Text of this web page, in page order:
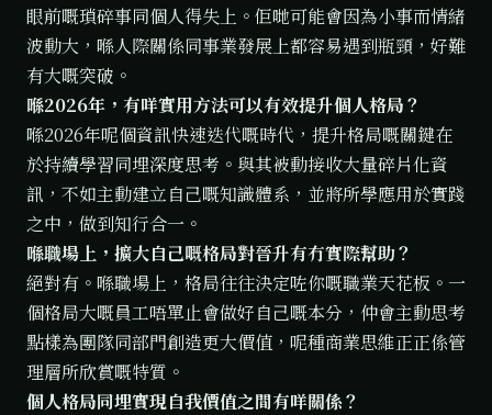
眼前嘅瑣碎事同個人得失上。佢哋可能會因為小事而情緒
波動大，喺人際關係同事業發展上都容易遇到瓶頸，好難
有大嘅突破。
喺2026年，有咩實用方法可以有效提升個人格局？
喺2026年呢個資訊快速迭代嘅時代，提升格局嘅關鍵在
於持續學習同埋深度思考。與其被動接收大量碎片化資
訊，不如主動建立自己嘅知識體系，並將所學應用於實踐
之中，做到知行合一。
喺職場上，擴大自己嘅格局對晉升有冇實際幫助？
絕對有。喺職場上，格局往往決定咗你嘅職業天花板。一
個格局大嘅員工唔單止會做好自己嘅本分，仲會主動思考
點樣為團隊同部門創造更大價值，呢種商業思維正正係管
理層所欣賞嘅特質。
個人格局同埋實現自我價值之間有咩關係？